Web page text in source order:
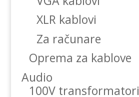
XLR kablovi
Za računare
Oprema za kablove
Audio
100V transformatori